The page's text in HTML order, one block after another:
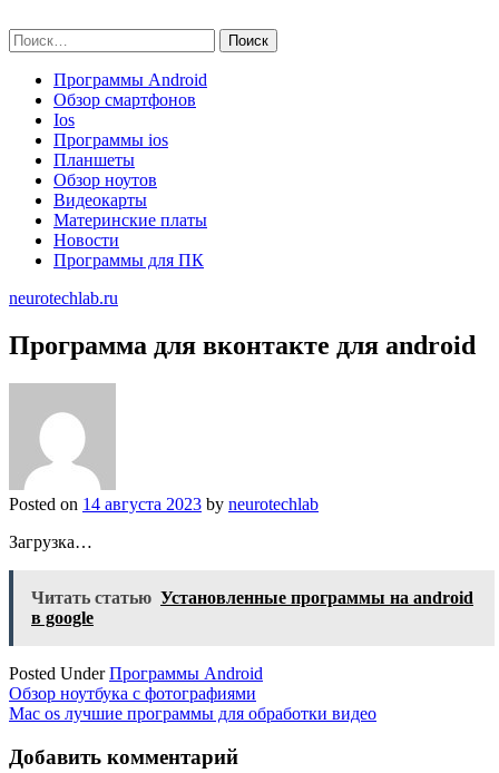
to
content
Найти:
Программы Android
Обзор смартфонов
Ios
Программы ios
Планшеты
Обзор ноутов
Видеокарты
Материнские платы
Новости
Программы для ПК
neurotechlab.ru
Программа для вконтакте для android
Posted on 14 августа 2023 by neurotechlab
Загрузка…
Читать статью Установленные программы на android
в google
Posted UnderПрограммы Android
Навигация
по
записям
Обзор ноутбука с фотографиями
Mac os лучшие программы для обработки видео
Добавить комментарий